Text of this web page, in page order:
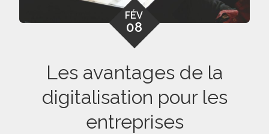
FÉV
08
Les avantages de la
digitalisation pour les
entreprises